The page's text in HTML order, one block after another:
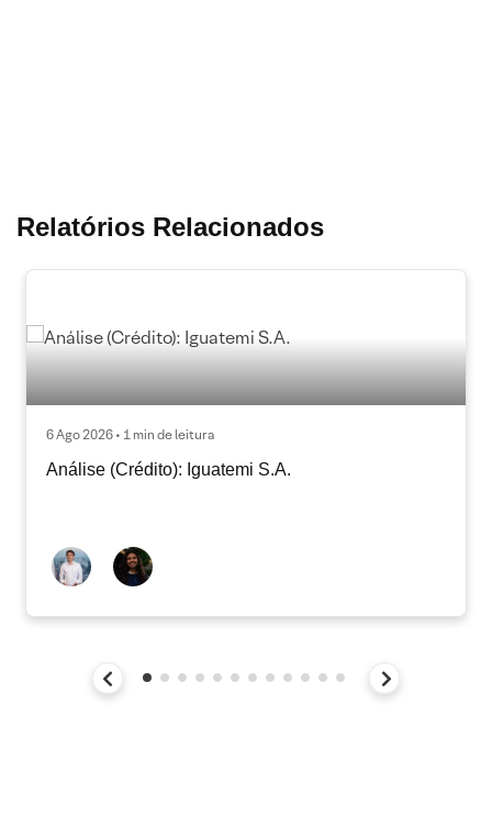
Relatórios Relacionados
6 Ago 2026 • 1 min de leitura
Análise (Crédito): Iguatemi S.A.